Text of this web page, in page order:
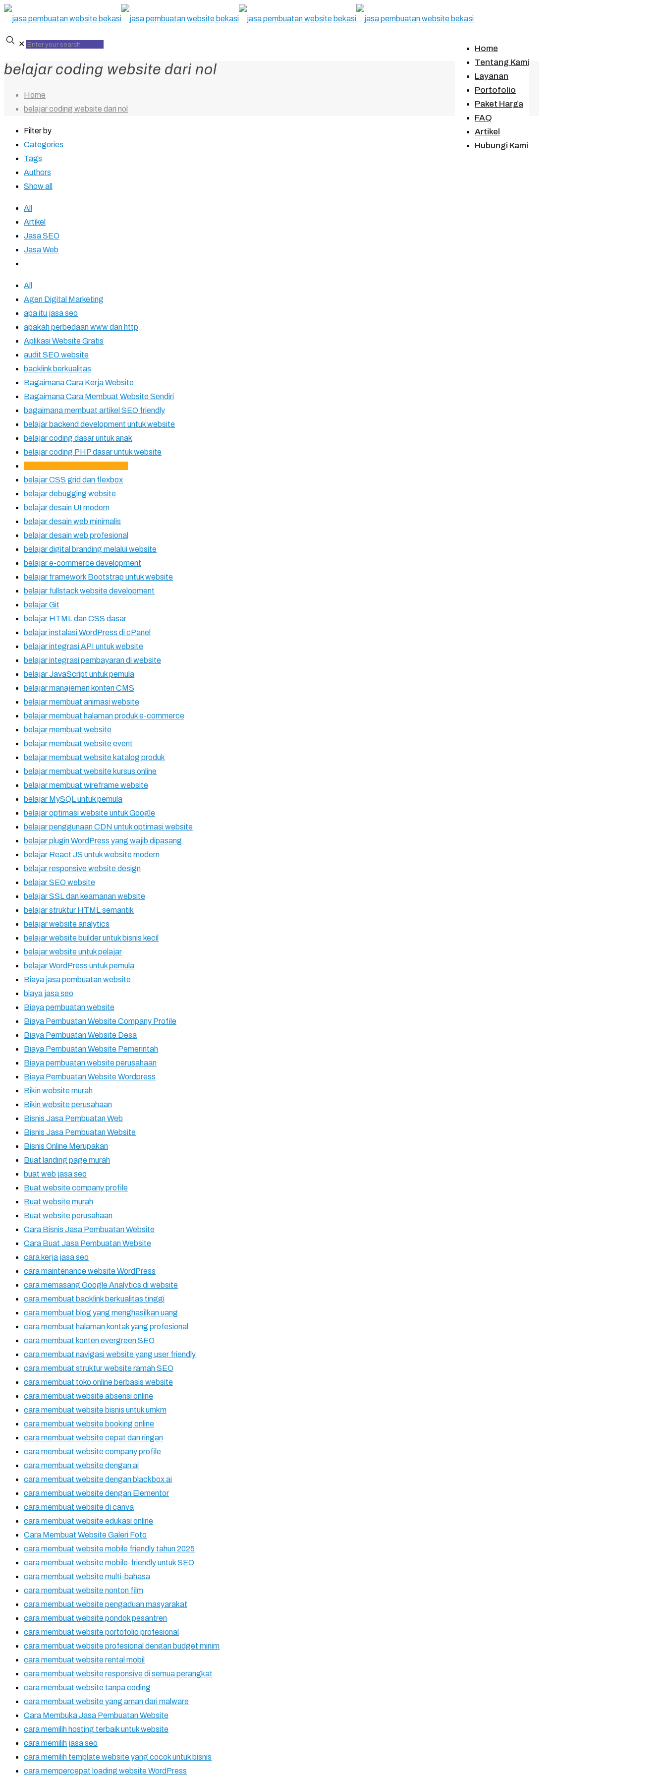
Home
Tentang Kami
Layanan
Portofolio
Paket Harga
FAQ
Artikel
Hubungi Kami
✕
belajar coding website dari nol
Home
belajar coding website dari nol
Filter by
Categories
Tags
Authors
Show all
All
Artikel
Jasa SEO
Jasa Web
All
Agen Digital Marketing
apa itu jasa seo
apakah perbedaan www dan http
Aplikasi Website Gratis
audit SEO website
backlink berkualitas
Bagaimana Cara Kerja Website
Bagaimana Cara Membuat Website Sendiri
bagaimana membuat artikel SEO friendly
belajar backend development untuk website
belajar coding dasar untuk anak
belajar coding PHP dasar untuk website
belajar CSS grid dan flexbox
belajar debugging website
belajar desain UI modern
belajar desain web minimalis
belajar desain web profesional
belajar digital branding melalui website
belajar e-commerce development
belajar framework Bootstrap untuk website
belajar fullstack website development
belajar Git
belajar HTML dan CSS dasar
belajar instalasi WordPress di cPanel
belajar integrasi API untuk website
belajar integrasi pembayaran di website
belajar JavaScript untuk pemula
belajar manajemen konten CMS
belajar membuat animasi website
belajar membuat halaman produk e-commerce
belajar membuat website
belajar membuat website event
belajar membuat website katalog produk
belajar membuat website kursus online
belajar membuat wireframe website
belajar MySQL untuk pemula
belajar optimasi website untuk Google
belajar penggunaan CDN untuk optimasi website
belajar plugin WordPress yang wajib dipasang
belajar React JS untuk website modern
belajar responsive website design
belajar SEO website
belajar SSL dan keamanan website
belajar struktur HTML semantik
belajar website analytics
belajar website builder untuk bisnis kecil
belajar website untuk pelajar
belajar WordPress untuk pemula
Biaya jasa pembuatan website
biaya jasa seo
Biaya pembuatan website
Biaya Pembuatan Website Company Profile
Biaya Pembuatan Website Desa
Biaya Pembuatan Website Pemerintah
Biaya pembuatan website perusahaan
Biaya Pembuatan Website Wordpress
Bikin website murah
Bikin website perusahaan
Bisnis Jasa Pembuatan Web
Bisnis Jasa Pembuatan Website
Bisnis Online Merupakan
Buat landing page murah
buat web jasa seo
Buat website company profile
Buat website murah
Buat website perusahaan
Cara Bisnis Jasa Pembuatan Website
Cara Buat Jasa Pembuatan Website
cara kerja jasa seo
cara maintenance website WordPress
cara memasang Google Analytics di website
cara membuat backlink berkualitas tinggi
cara membuat blog yang menghasilkan uang
cara membuat halaman kontak yang profesional
cara membuat konten evergreen SEO
cara membuat navigasi website yang user friendly
cara membuat struktur website ramah SEO
cara membuat toko online berbasis website
cara membuat website absensi online
cara membuat website bisnis untuk umkm
cara membuat website booking online
cara membuat website cepat dan ringan
cara membuat website company profile
cara membuat website dengan ai
cara membuat website dengan blackbox ai
cara membuat website dengan Elementor
cara membuat website di canva
cara membuat website edukasi online
Cara Membuat Website Galeri Foto
cara membuat website mobile friendly tahun 2025
cara membuat website mobile-friendly untuk SEO
cara membuat website multi-bahasa
cara membuat website nonton film
cara membuat website pengaduan masyarakat
cara membuat website pondok pesantren
cara membuat website portofolio profesional
cara membuat website profesional dengan budget minim
cara membuat website rental mobil
cara membuat website responsive di semua perangkat
cara membuat website tanpa coding
cara membuat website yang aman dari malware
Cara Membuka Jasa Pembuatan Website
cara memilih hosting terbaik untuk website
cara memilih jasa seo
cara memilih template website yang cocok untuk bisnis
cara mempercepat loading website WordPress